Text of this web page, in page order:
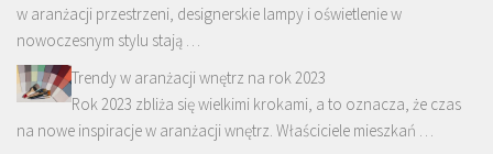
w aranżacji przestrzeni, designerskie lampy i oświetlenie w
nowoczesnym stylu stają …
Trendy w aranżacji wnętrz na rok 2023
Rok 2023 zbliża się wielkimi krokami, a to oznacza, że czas
na nowe inspiracje w aranżacji wnętrz. Właściciele mieszkań …